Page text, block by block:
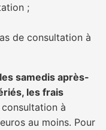
;
de consultation à
les samedis après-
les frais
consultation à
au moins. Pour